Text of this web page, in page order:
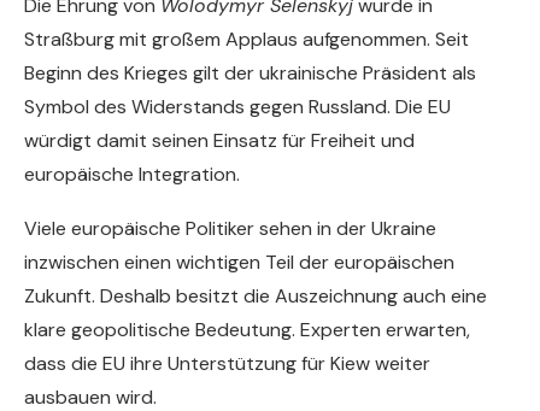
Die Ehrung von Wolodymyr Selenskyjwurde in
Straßburg mit großem Applaus aufgenommen. Seit
Beginn des Krieges gilt der ukrainische Präsident als
Symbol des Widerstands gegen Russland. Die EU
würdigt damit seinen Einsatz für Freiheit und
europäische Integration.
Viele europäische Politiker sehen in der Ukraine
inzwischen einen wichtigen Teil der europäischen
Zukunft. Deshalb besitzt die Auszeichnung auch eine
klare geopolitische Bedeutung. Experten erwarten,
dass die EU ihre Unterstützung für Kiew weiter
ausbauen wird.